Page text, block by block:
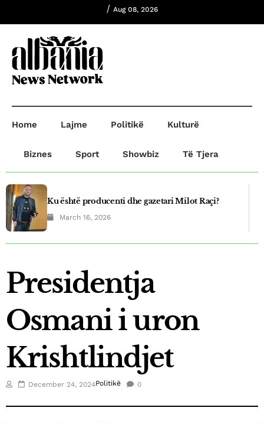
/ Aug 08, 2026
Home Lajme Politikë Kulturë
Biznes Sport Showbiz Të Tjera
Ku është producenti dhe gazetari Milot Raçi?
March 16, 2026
Plagosje në Prishtinë! B.B plagosi G.O dhe
March 21, 2025
Fluidi shpallet top eksportuesi i vitit në Kosovë
January 3, 2025
Abdixhiku nuk është kryeministër
December 26, 2024
Futbollistët e SC Gjilanit vizitojnë fëmijët me
Presidentja
Osmani i uron
Krishtlindjet
December 24, 2024Politikë 0